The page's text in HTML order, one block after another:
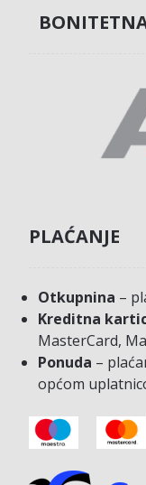
PLAĆANJE
Otkupnina –
Kreditna
MasterCard,
Ponuda –
općom